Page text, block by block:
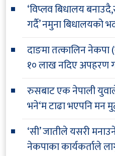
‘विप्लव बिधालय
गर्दै’ नमुना बिधालयको
दाङमा तत्कालिन
१० लाख नदिए अपहरण
रुसबाट एक नेपाली
भने‘म टाढा भएपनि मन
‘सी’ जातीले यसरी
नेकपाका कार्यकर्ताले